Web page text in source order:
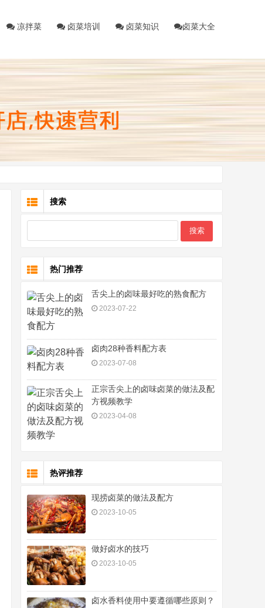
凉拌菜 卤菜培训 卤菜知识 卤菜大全
搜索
热门推荐
舌尖上的卤味最好吃的熟食配方
2023-07-22
卤肉28种香料配方表
2023-07-08
正宗舌尖上的卤味卤菜的做法及配
方视频教学
2023-04-08
热评推荐
现捞卤菜的做法及配方
2023-10-05
做好卤水的技巧
2023-10-05
卤水香料使用中要遵循哪些原则？